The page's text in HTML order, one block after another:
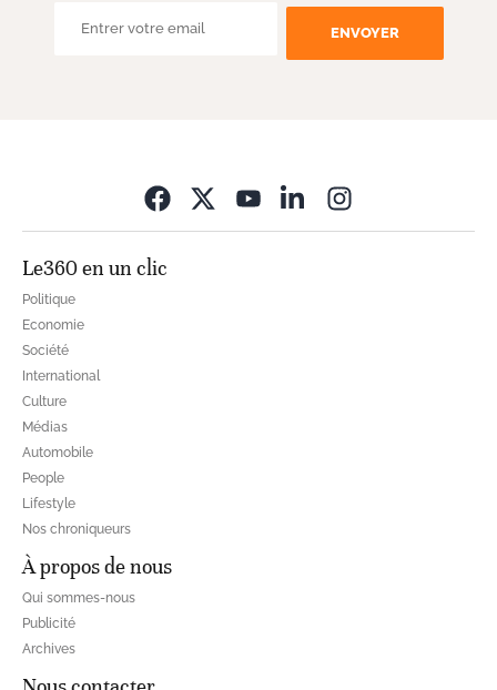
ENVOYER
Le360 en un clic
Politique
Economie
Société
International
Culture
Médias
Automobile
People
Lifestyle
Nos chroniqueurs
À propos de nous
Qui sommes-nous
Publicité
Archives